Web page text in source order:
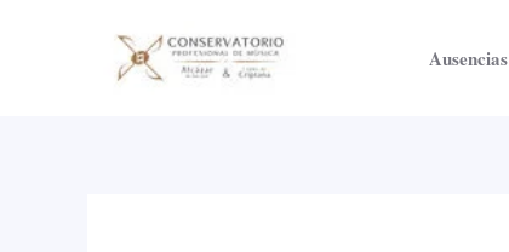
Ausencias